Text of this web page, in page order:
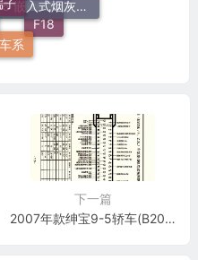
系
F18
维修标准
下一篇
2007年款绅宝9-5轿车(B205E、F、2.0L)车型发动机电脑板控制模块针脚70针 端子图